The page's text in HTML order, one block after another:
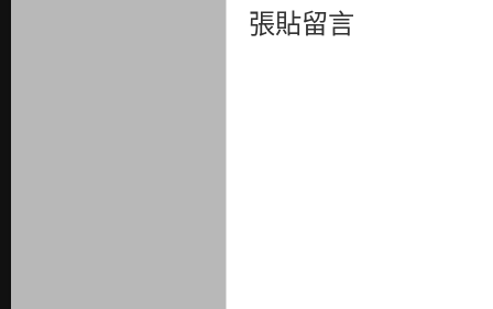
張貼留言